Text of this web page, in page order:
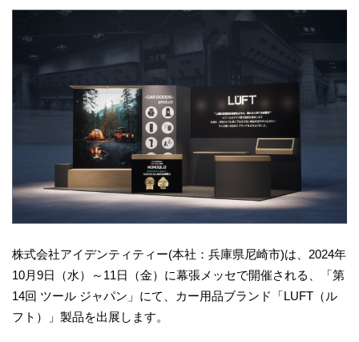
株式会社アイデンティティー(本社：兵庫県尼崎市)は、2024年
10月9日（水）～11日（金）に幕張メッセで開催される、「第
14回 ツール ジャパン」にて、カー用品ブランド「LUFT（ル
フト）」製品を出展します。